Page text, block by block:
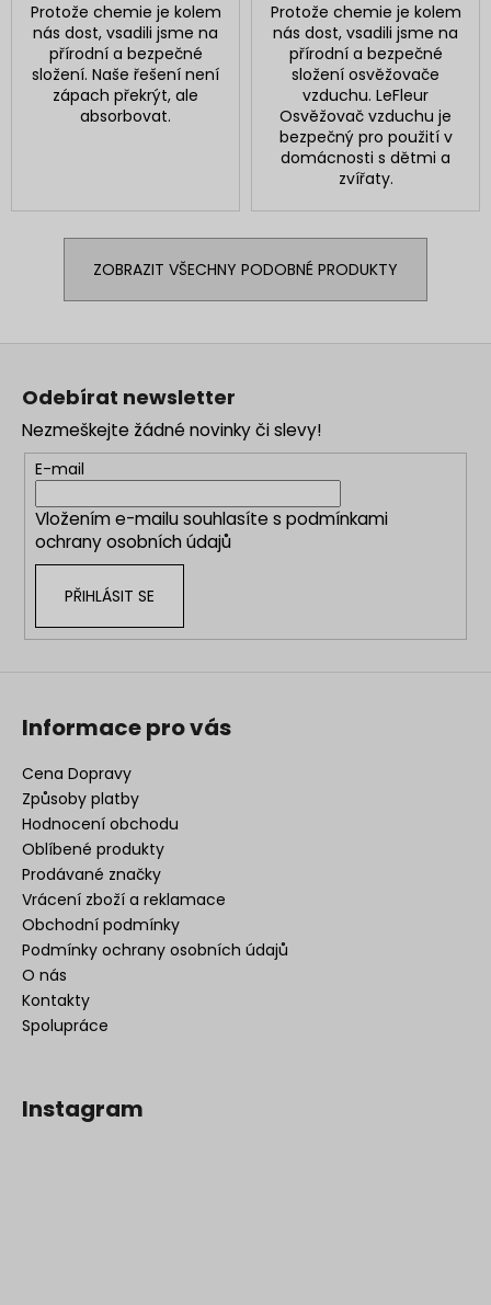
Protože chemie je kolem
nás dost, vsadili jsme na
přírodní a bezpečné
složení. Naše řešení není
zápach překrýt, ale
absorbovat.
Protože chemie je kolem
nás dost, vsadili jsme na
přírodní a bezpečné
složení osvěžovače
vzduchu. LeFleur
Osvěžovač vzduchu je
bezpečný pro použití v
domácnosti s dětmi a
zvířaty.
ZOBRAZIT VŠECHNY PODOBNÉ PRODUKTY
Odebírat newsletter
Nezmeškejte žádné novinky či slevy!
E-mail
Vložením e-mailu souhlasíte s podmínkami
ochrany osobních údajů
PŘIHLÁSIT SE
Informace pro vás
Cena Dopravy
Způsoby platby
Hodnocení obchodu
Oblíbené produkty
Prodávané značky
Vrácení zboží a reklamace
Obchodní podmínky
Podmínky ochrany osobních údajů
O nás
Kontakty
Spolupráce
Instagram